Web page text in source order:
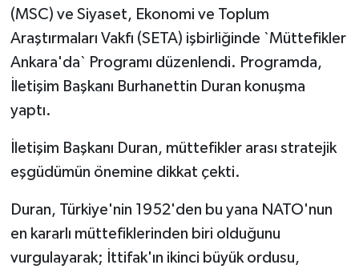
(MSC) ve Siyaset, Ekonomi ve Toplum
Araştırmaları Vakfı (SETA) işbirliğinde `Müttefikler
Ankara'da` Programı düzenlendi. Programda,
İletişim Başkanı Burhanettin Duran konuşma
yaptı.
İletişim Başkanı Duran, müttefikler arası stratejik
eşgüdümün önemine dikkat çekti.
Duran, Türkiye'nin 1952'den bu yana NATO'nun
en kararlı müttefiklerinden biri olduğunu
vurgulayarak; İttifak'ın ikinci büyük ordusu,